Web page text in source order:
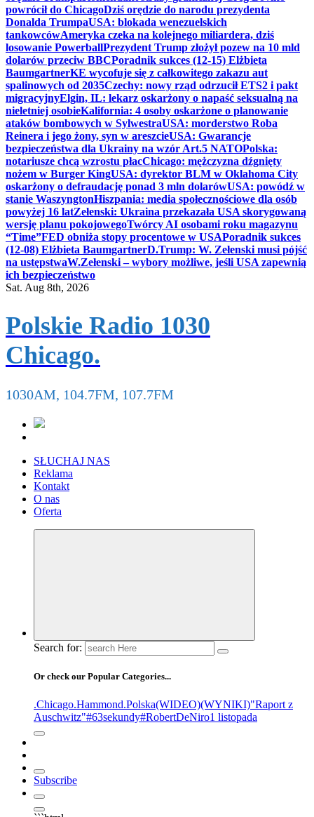
powrócił do ChicagoDziś orędzie do narodu prezydenta
Donalda TrumpaUSA: blokada wenezuelskich
tankowcówAmeryka czeka na kolejnego miliardera, dziś
losowanie PowerballPrezydent Trump złożył pozew na 10 mld
dolarów przeciw BBCPoradnik sukces (12-15) Elżbieta
BaumgartnerKE wycofuje się z całkowitego zakazu aut
spalinowych od 2035Czechy: nowy rząd odrzucił ETS2 i pakt
migracyjnyElgin, IL: lekarz oskarżony o napaść seksualną na
nieletniej osobieKalifornia: 4 osoby oskarżone o planowanie
ataków bombowych w SylwestraUSA: morderstwo Roba
Reinera i jego żony, syn w areszcieUSA: Gwarancje
bezpieczeństwa dla Ukrainy na wzór Art.5 NATOPolska:
notariusze chcą wzrostu płacChicago: mężczyzna dźgnięty
nożem w Burger KingUSA: dyrektor BLM w Oklahoma City
oskarżony o defraudację ponad 3 mln dolarówUSA: powódź w
stanie WaszyngtonHiszpania: media społecznościowe dla osób
powyżej 16 latZełenski: Ukraina przekazała USA skorygowaną
wersję planu pokojowegoTwórcy AI osobami roku magazynu
“Time”FED obniża stopy procentowe w USAPoradnik sukces
(12-08) Elżbieta BaumgartnerD.Trump: W. Zełenski musi pójść
na ustępstwaW.Zełenski – wybory możliwe, jeśli USA zapewnią
ich bezpieczeństwo
Sat. Aug 8th, 2026
Polskie Radio 1030
Chicago.
1030AM, 104.7FM, 107.7FM
SŁUCHAJ NAS
Reklama
Kontakt
O nas
Oferta
Search for:
Or check our Popular Categories...
.Chicago.Hammond.Polska(WIDEO)(WYNIKI)"Raport z
Auschwitz"#63sekundy#RobertDeNiro1 listopada
Subscribe